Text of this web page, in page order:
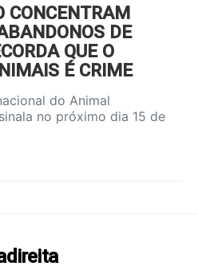
CONCENTRAM
DE
QUE O
É CRIME
do Animal
no próximo dia 15 de